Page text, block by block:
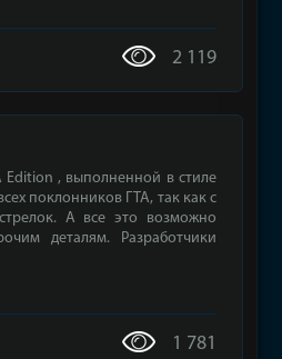
2 119
Edition , выполненной в стиле
поклонников ГТА, так как с
А все это возможно
деталям. Разработчики
1 781